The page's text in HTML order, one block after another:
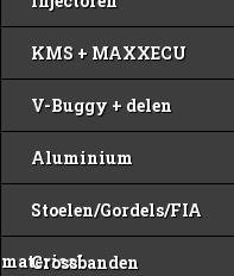
KMS + MAXXECU
V-Buggy + delen
Aluminium
Stoelen/Gordels/FIA
materiaal
Crossbanden